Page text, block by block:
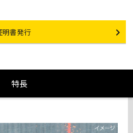
Issuance
明書発行
特長